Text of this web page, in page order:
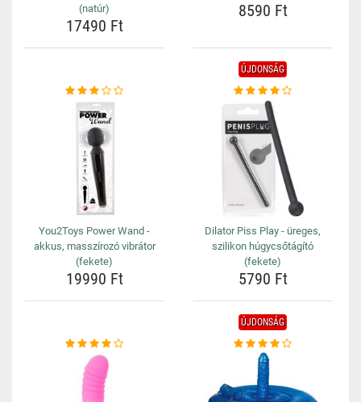
(natúr)
17490 Ft
8590 Ft
You2Toys Power Wand -
akkus, masszírozó vibrátor
(fekete)
19990 Ft
ÚJDONSÁG
Dilator Piss Play - üreges,
szilikon húgycsőtágító
(fekete)
5790 Ft
ÚJDONSÁG